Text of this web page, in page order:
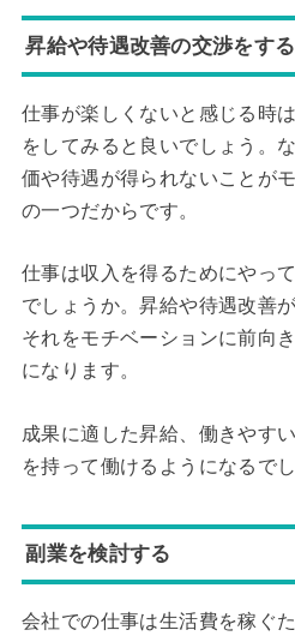
昇給や待遇改善の交渉をする
仕事が楽しくないと感じる時
をしてみると良いでしょう。
価や待遇が得られないことが
の一つだからです。
仕事は収入を得るためにやっ
でしょうか。昇給や待遇改善
それをモチベーションに前向
になります。
成果に適した昇給、働きやす
を持って働けるようになるでし
副業を検討する
会社での仕事は生活費を稼ぐ